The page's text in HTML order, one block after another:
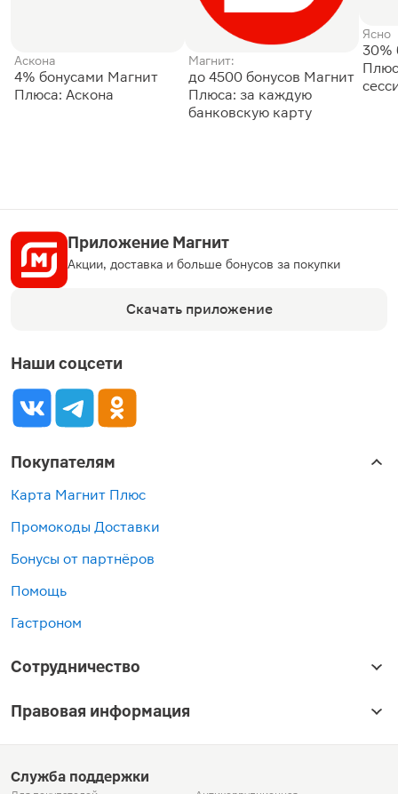
Аскона
4% бонусами Магнит
Плюса: Аскона
Магнит:
до 4500 бонусов Магнит
Плюса: за каждую
банковскую карту
Ясно
30%
Приложение Магнит
Акции, доставка и больше бонусов за покупки
Скачать приложение
Наши соцсети
Покупателям
Карта Магнит Плюс
Промокоды Доставки
Бонусы от партнёров
Помощь
Гастроном
Сотрудничество
Правовая информация
Служба поддержки